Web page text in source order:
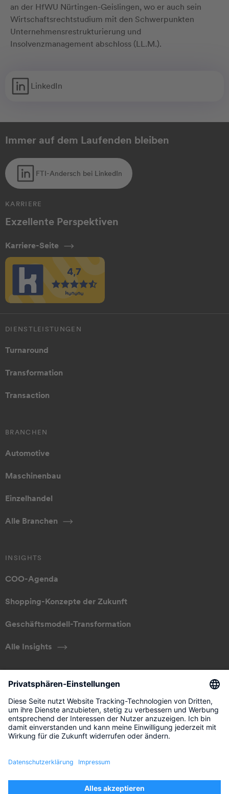
an der HfWU Nürtingen-Geislingen, wo er auch sein
Wirtschaftsrechtstudium mit den Schwerpunkten
Unternehmensrestrukturierung und
Insolvenzmanagement abschloss (LL.M.).
LinkedIn
Immer auf dem Laufenden bleiben
FTI-Andersch bei LinkedIn
KARRIERE
Exzellente Perspektiven
Karriere-Seite
DIENSTLEISTUNGEN
Turnaround
Transformation
Transaction
BRANCHEN
Automotive
Maschinenbau
Einzelhandel
Alle Branchen
INSIGHTS
COO-Agenda
Shopping-Konzepte der Zukunft
Geschäftsmodell-Transformation
Alle Insights
ÜBER UNS
Unser Ansatz
Management